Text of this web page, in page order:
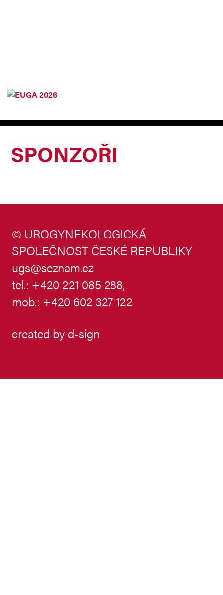
SPONZOŘI
© UROGYNEKOLOGICKÁ
SPOLEČNOST ČESKÉ REPUBLIKY
ugs@seznam.cz
tel.: +420 221 085 288,
mob.: +420 602 327 122
created by d-sign